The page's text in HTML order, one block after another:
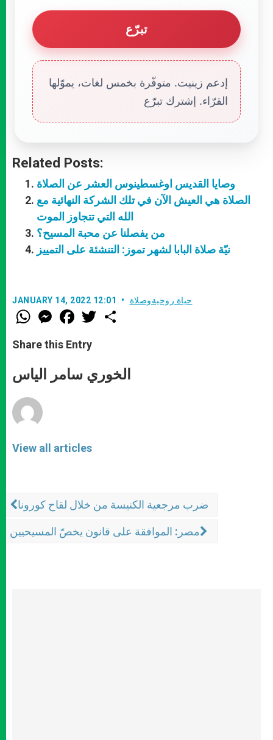
تبرّع
إدعم زينيت. متوفّرة بخمس لغات، يموّلها
القرّاء. إشترك تبرّع
Related Posts:
وصايا القديس اوغسطينوس العشر عن الصلاة
الصلاة هي العيش الآن في تلك الشركة النهائية مع
الله التي تتجاوز الموت
من يفصلنا عن محبة المسيح؟
نيّة صلاة البابا لشهر تموز: التنشئة على التمييز
JANUARY 14, 2022 12:01 حياة روحيةوصلاة
W
h
t
s
p
p
M
e
s
e
e
F
a
e
b
k
w
Share this Entry
الخوري سامر الياس
View all articles
ضرب مرجعية الكنيسة من خلال لقاح كورونا
مصر: الموافقة على قانون يخصّ المسيحيين